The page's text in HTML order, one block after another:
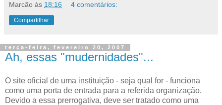
Marcão às 18:16 4 comentários:
Compartilhar
terça-feira, fevereiro 20, 2007
Ah, essas "mudernidades"...
O site oficial de uma instituição - seja qual for - funciona
como uma porta de entrada para a referida organização.
Devido a essa prerrogativa, deve ser tratado como uma